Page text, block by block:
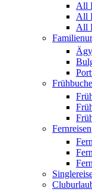
All
All
All
Fernreisen